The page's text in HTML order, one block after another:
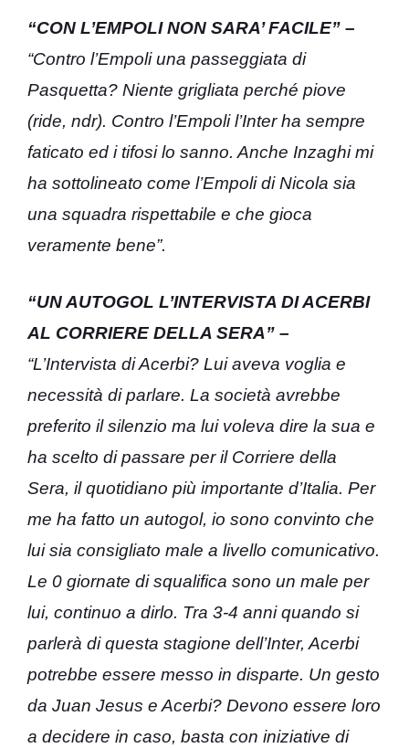
“CON L’EMPOLI NON SARA’ FACILE” –
“Contro l’Empoli una passeggiata di
Pasquetta? Niente grigliata perché piove
(ride, ndr). Contro l’Empoli l’Inter ha sempre
faticato ed i tifosi lo sanno. Anche Inzaghi mi
ha sottolineato come l’Empoli di Nicola sia
una squadra rispettabile e che gioca
veramente bene”.
“UN AUTOGOL L’INTERVISTA DI ACERBI
AL CORRIERE DELLA SERA” –
“L’Intervista di Acerbi? Lui aveva voglia e
necessità di parlare. La società avrebbe
preferito il silenzio ma lui voleva dire la sua e
ha scelto di passare per il Corriere della
Sera, il quotidiano più importante d’Italia. Per
me ha fatto un autogol, io sono convinto che
lui sia consigliato male a livello comunicativo.
Le 0 giornate di squalifica sono un male per
lui, continuo a dirlo. Tra 3-4 anni quando si
parlerà di questa stagione dell’Inter, Acerbi
potrebbe essere messo in disparte. Un gesto
da Juan Jesus e Acerbi? Devono essere loro
a decidere in caso, basta con iniziative di